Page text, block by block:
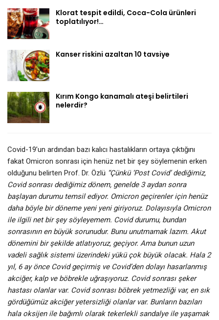
Klorat tespit edildi, Coca-Cola ürünleri
toplatılıyor!…
Kanser riskini azaltan 10 tavsiye
Kırım Kongo kanamalı ateşi belirtileri
nelerdir?
Covid-19’un ardından bazı kalıcı hastalıkların ortaya çıktığını
fakat Omicron sonrası için henüz net bir şey söylemenin erken
olduğunu belirten Prof. Dr. Özlü “Çünkü ‘Post Covid’ dediğimiz,
Covid sonrası dediğimiz dönem, genelde 3 aydan sonra
başlayan durumu temsil ediyor. Omicron geçirenler için henüz
daha böyle bir döneme yeni yeni giriyoruz. Dolayısıyla Omicron
ile ilgili net bir şey söyleyemem. Covid durumu, bundan
sonrasının en büyük sorunudur. Bunu unutmamak lazım. Akut
dönemini bir şekilde atlatıyoruz, geçiyor. Ama bunun uzun
vadeli sağlık sistemi üzerindeki yükü çok büyük olacak. Hala 2
yıl, 6 ay önce Covid geçirmiş ve Covid’den dolayı hasarlanmış
akciğer, kalp ve böbrekle uğraşıyoruz. Covid sonrası şeker
hastası olanlar var. Covid sonrası böbrek yetmezliği var, en sık
gördüğümüz akciğer yetersizliği olanlar var. Bunların bazıları
hala oksijen ile bağımlı olarak tekerlekli sandalye ile yaşamak